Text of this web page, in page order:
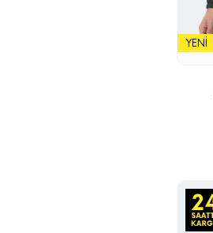
YENI